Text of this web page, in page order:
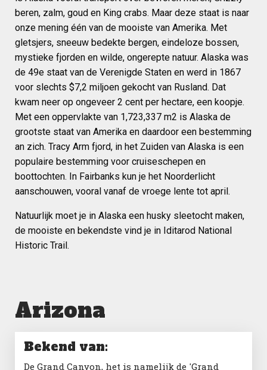
beren, zalm, goud en King crabs. Maar deze staat is naar
onze mening één van de mooiste van Amerika. Met
gletsjers, sneeuw bedekte bergen, eindeloze bossen,
mystieke fjorden en wilde, ongerepte natuur. Alaska was
de 49e staat van de Verenigde Staten en werd in 1867
voor slechts $7,2 miljoen gekocht van Rusland. Dat
kwam neer op ongeveer 2 cent per hectare, een koopje.
Met een oppervlakte van 1,723,337 m2 is Alaska de
grootste staat van Amerika en daardoor een bestemming
an zich. Tracy Arm fjord, in het Zuiden van Alaska is een
populaire bestemming voor cruiseschepen en
boottochten. In Fairbanks kun je het Noorderlicht
aanschouwen, vooral vanaf de vroege lente tot april.
Natuurlijk moet je in Alaska een husky sleetocht maken,
de mooiste en bekendste vind je in Iditarod National
Historic Trail.
Arizona
Bekend van:
De Grand Canyon, het is namelijk de 'Grand